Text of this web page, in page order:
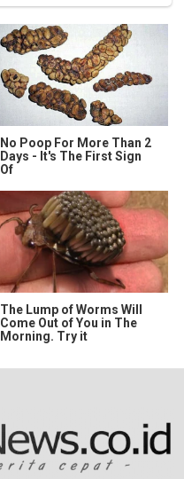
No Poop For More Than 2
Days - It's The First Sign
Of
The Lump of Worms Will
Come Out of You in The
Morning. Try it